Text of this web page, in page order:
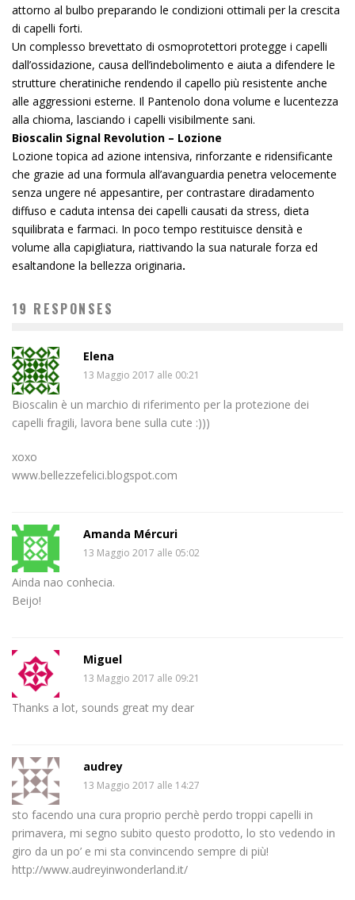
attorno al bulbo preparando le condizioni ottimali per la crescita
di capelli forti.
Un complesso brevettato di osmoprotettori protegge i capelli
dall’ossidazione, causa dell’indebolimento e aiuta a difendere le
strutture cheratiniche rendendo il capello più resistente anche
alle aggressioni esterne. Il Pantenolo dona volume e lucentezza
alla chioma, lasciando i capelli visibilmente sani.
Bioscalin Signal Revolution – Lozione
Lozione topica ad azione intensiva, rinforzante e ridensificante
che grazie ad una formula all’avanguardia penetra velocemente
senza ungere né appesantire, per contrastare diradamento
diffuso e caduta intensa dei capelli causati da stress, dieta
squilibrata e farmaci. In poco tempo restituisce densità e
volume alla capigliatura, riattivando la sua naturale forza ed
esaltandone la bellezza originaria.
19 RESPONSES
Elena
13 Maggio 2017 alle 00:21
Bioscalin è un marchio di riferimento per la protezione dei
capelli fragili, lavora bene sulla cute :)))
xoxo
www.bellezzefelici.blogspot.com
Amanda Mércuri
13 Maggio 2017 alle 05:02
Ainda nao conhecia.
Beijo!
Miguel
13 Maggio 2017 alle 09:21
Thanks a lot, sounds great my dear
audrey
13 Maggio 2017 alle 14:27
sto facendo una cura proprio perchè perdo troppi capelli in
primavera, mi segno subito questo prodotto, lo sto vedendo in
giro da un po’ e mi sta convincendo sempre di più!
http://www.audreyinwonderland.it/